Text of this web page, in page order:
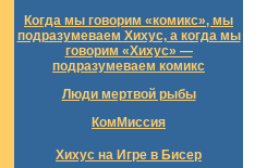
Когда мы говорим «комикс», мы
подразумеваем Хихус, а когда мы
говорим «Хихус» —
подразумеваем комикс
Люди мертвой рыбы
КомМиссия
Хихус на Игре в Бисер